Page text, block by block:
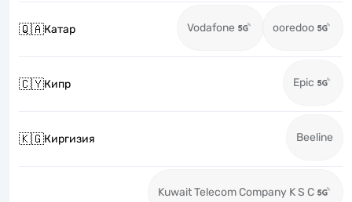
🇶🇦Катар Vodafone ooredoo
🇨🇾Кипр Epic
🇰🇬Киргизия Beeline
Kuwait Telecom Company K S C